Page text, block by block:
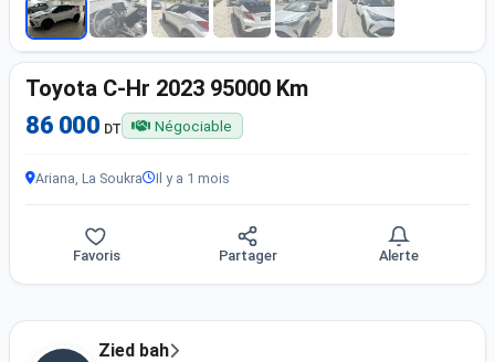
Toyota C-Hr 2023 95000 Km
86 000 DT Négociable
Ariana, La Soukra Il y a 1 mois
Favoris Partager Alerte
Zied bah